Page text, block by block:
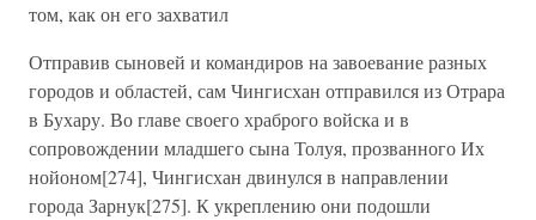
том, как он его захватил
Отправив сыновей и командиров на завоевание разных
городов и областей, сам Чингисхан отправился из Отрара
в Бухару. Во главе своего храброго войска и в
сопровождении младшего сына Толуя, прозванного Их
нойоном[274], Чингисхан двинулся в направлении
города Зарнук[275]. К укреплению они подошли